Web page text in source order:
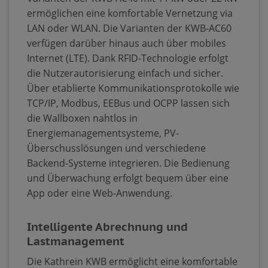
ermöglichen eine komfortable Vernetzung via
LAN oder WLAN. Die Varianten der KWB-AC60
verfügen darüber hinaus auch über mobiles
Internet (LTE). Dank RFID-Technologie erfolgt
die Nutzerautorisierung einfach und sicher.
Über etablierte Kommunikationsprotokolle wie
TCP/IP, Modbus, EEBus und OCPP lassen sich
die Wallboxen nahtlos in
Energiemanagementsysteme, PV-
Überschusslösungen und verschiedene
Backend-Systeme integrieren. Die Bedienung
und Überwachung erfolgt bequem über eine
App oder eine Web-Anwendung.
Intelligente Abrechnung und
Lastmanagement
Die Kathrein KWB ermöglicht eine komfortable